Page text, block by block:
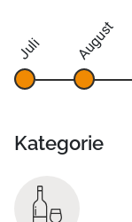
Juli August
Kategorie